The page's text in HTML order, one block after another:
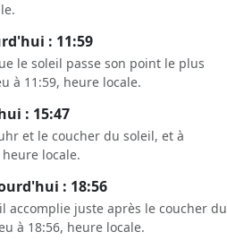
: 11:59
le soleil passe son point le plus
à 11:59, heure locale.
: 15:47
et le coucher du soleil, et à
locale.
: 18:56
juste après le coucher du
à 18:56, heure locale.